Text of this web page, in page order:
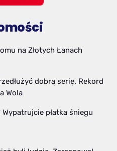
na Złotych Łanach
dobrą serię. Rekord
Wola
płatka śniegu